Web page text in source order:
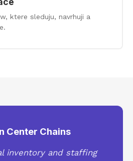
ktere sleduju, navrhuji a
Center Chains
inventory and staffing